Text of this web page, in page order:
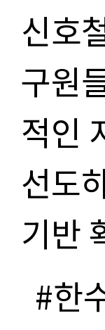
신호
구원
적인
선도
기반
#한